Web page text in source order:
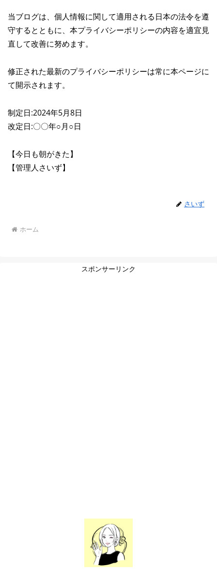
当ブログは、個人情報に関して適用される日本の法令を遵
守するとともに、本プライバシーポリシーの内容を適宜見
直して改善に努めます。
修正された最新のプライバシーポリシーは常に本ページに
て開示されます。
制定日:2024年5月8日
改定日:〇〇年○月○日
【今日も朝がきた】
【管理人さいず】
さいず
ホーム
スポンサーリンク